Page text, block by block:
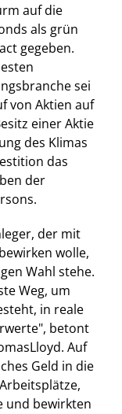
auf die
als grün
gegeben.
sei
von Aktien auf
einer Aktie
des Klimas
das
der
der mit
wolle,
Wahl stehe.
Weg, um
in reale
betont
Auf
Geld in die
und bewirkten